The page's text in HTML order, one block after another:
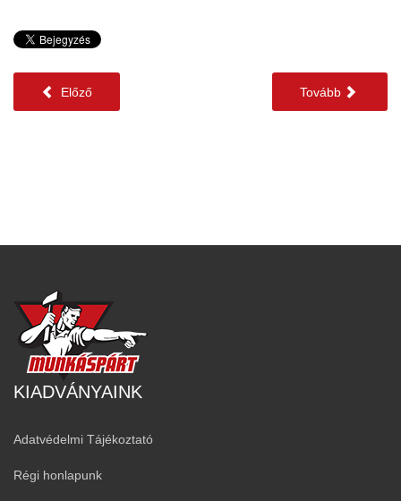
Előző Tovább
KIADVÁNYAINK
Adatvédelmi Tájékoztató
Régi honlapunk